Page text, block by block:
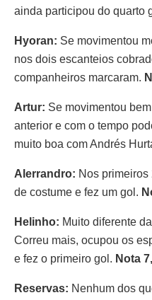
ainda participou do quarto
Hyoran: Se movimentou
nos dois escanteios
companheiros marcaram.
Artur: Se movimentou
anterior e com o tempo
muito boa com Andrés
Alerrandro: Nos
de costume e fez um gol.
Helinho: Muito diferente
Correu mais, ocupou os
e fez o primeiro gol. Nota
Reservas: Nenhum dos